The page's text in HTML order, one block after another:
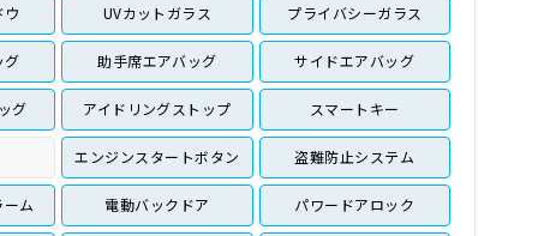
ウ UVカットガラス プライバシーガラス
グ 助手席エアバッグ サイドエアバッグ
グ アイドリングストップ スマートキー
エンジンスタートボタン 盗難防止システム
ム 電動バックドア パワードアロック